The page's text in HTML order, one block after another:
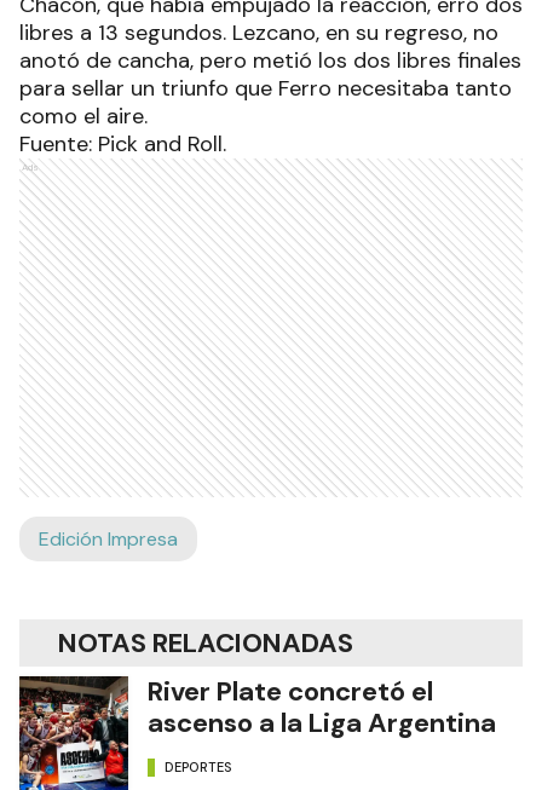
libres a 13 segundos. Lezcano, en su regreso, no
anotó de cancha, pero metió los dos libres finales
para sellar un triunfo que Ferro necesitaba tanto
como el aire.
Fuente: Pick and Roll.
Ads
Edición Impresa
NOTAS RELACIONADAS
River Plate concretó el
ascenso a la Liga Argentina
DEPORTES